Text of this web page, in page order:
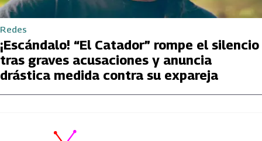
Redes
¡Escándalo! “El Catador” rompe el silencio
tras graves acusaciones y anuncia
drástica medida contra su expareja